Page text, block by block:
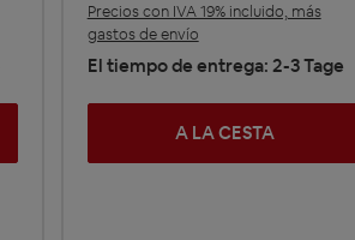
Precios con IVA 19% incluido, más
gastos de envío
El tiempo de entrega: 2-3 Tage
A LA CESTA